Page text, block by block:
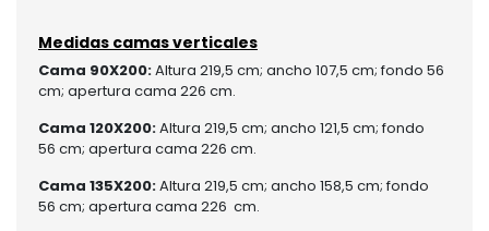
Medidas camas verticales
Cama 90X200:Altura 219,5 cm; ancho 107,5 cm; fondo 56
cm; apertura cama 226 cm.
Cama 120X200:Altura 219,5 cm; ancho 121,5 cm; fondo
56 cm; apertura cama 226 cm.
Cama 135X200:Altura 219,5 cm; ancho 158,5 cm; fondo
56 cm; apertura cama 226 cm.